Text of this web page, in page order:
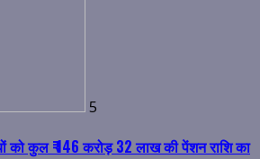
5
को कुल ₹ 146 करोड़ 32 लाख की पेंशन राशि का